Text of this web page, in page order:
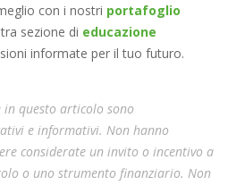
con i nostri portafoglio
sezione di educazione
informate per il tuo futuro.
questo articolo sono
e informativi. Non hanno
considerate un invito o incentivo a
o uno strumento finanziario. Non